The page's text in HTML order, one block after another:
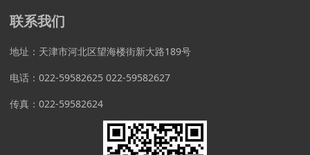
联系我们
地址：天津市河北区望海楼街新大路189号
电话：022-59582625 022-59582627
传真：022-59582624